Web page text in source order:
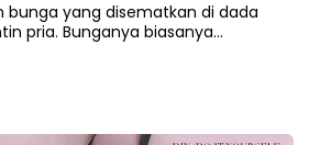
bunga yang disematkan di dada
pria. Bunganya biasanya...